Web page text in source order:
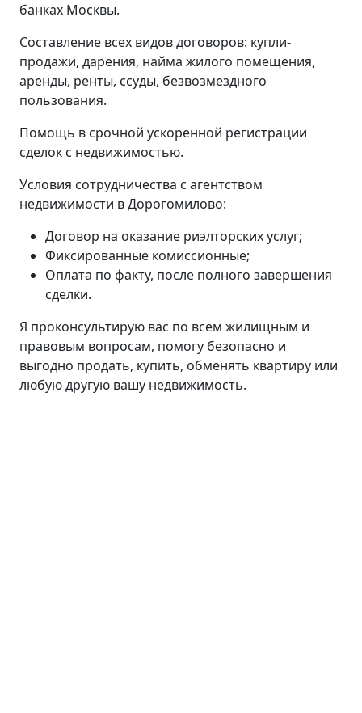
банках Москвы.
Составление всех видов договоров: купли-
продажи, дарения, найма жилого помещения,
аренды, ренты, ссуды, безвозмездного
пользования.
Помощь в срочной ускоренной регистрации
сделок с недвижимостью.
Условия сотрудничества с агентством
недвижимости в Дорогомилово:
Договор на оказание риэлторских услуг;
Фиксированные комиссионные;
Оплата по факту, после полного завершения
сделки.
Я проконсультирую вас по всем жилищным и
правовым вопросам, помогу безопасно и
выгодно продать, купить, обменять квартиру или
любую другую вашу недвижимость.